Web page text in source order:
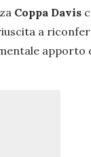
Coppa Davis
a